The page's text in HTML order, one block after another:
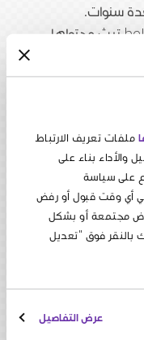
ملفات تعريف الارتباط
والأداء بناء على
على سياسة
أي وقت قبول أو رفض
مجتمعة أو بشكل
بالنقر فوق "تعديل
عرض التفاصيل
سنوات.
مايو 2022 – beIN SPORTS تبث محتواها
لبطولة العالم
المالية: نيراج دادو
باميلا تيو